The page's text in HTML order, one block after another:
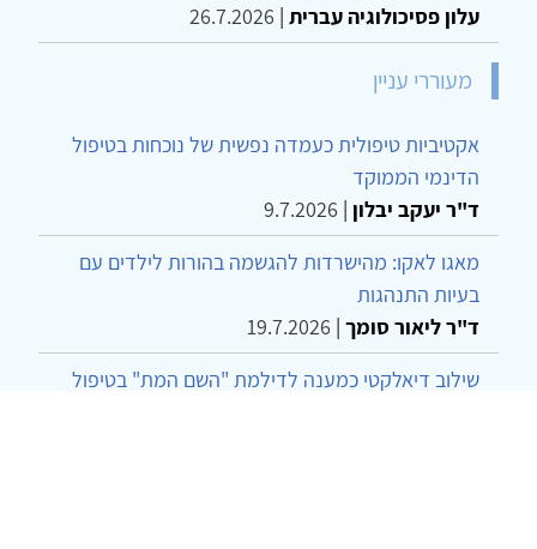
עלון פסיכולוגיה עברית |
26.7.2026
מעוררי עניין
אקטיביות טיפולית כעמדה נפשית של נוכחות בטיפול
הדינמי הממוקד
ד"ר יעקב יבלון |
9.7.2026
מאגו לאקו: מהישרדות להגשמה בהורות לילדים עם
בעיות התנהגות
ד"ר ליאור סומך |
19.7.2026
שילוב דיאלקטי כמענה לדילמת "השם המת" בטיפול